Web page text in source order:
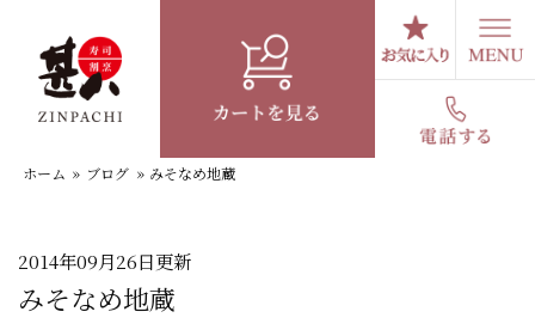
スタッフブログ
ホーム » ブログ » みそなめ地蔵
2014年09月26日更新
みそなめ地蔵